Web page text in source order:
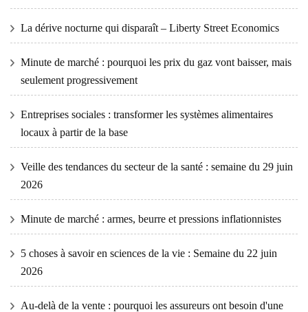
La dérive nocturne qui disparaît – Liberty Street Economics
Minute de marché : pourquoi les prix du gaz vont baisser, mais
seulement progressivement
Entreprises sociales : transformer les systèmes alimentaires
locaux à partir de la base
Veille des tendances du secteur de la santé : semaine du 29 juin
2026
Minute de marché : armes, beurre et pressions inflationnistes
5 choses à savoir en sciences de la vie : Semaine du 22 juin
2026
Au-delà de la vente : pourquoi les assureurs ont besoin d'une